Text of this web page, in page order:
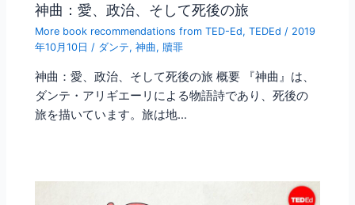
神曲：愛、政治、そして死後の旅
More book recommendations from TED-Ed,TEDEd / 2019
年10月10日/ ダンテ,神曲, 贖罪
神曲：愛、政治、そして死後の旅 概要 『神曲』は、
ダンテ・アリギエーリによる物語詩であり、死後の
旅を描いています。旅は地…